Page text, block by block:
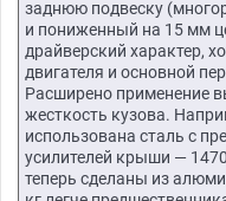
заднюю подвеску
и пониженный на 15 мм
драйверский характер,
двигателя и основной
Расширено применение
жесткость кузова.
использована сталь с
усилителей крыши —
теперь сделаны из